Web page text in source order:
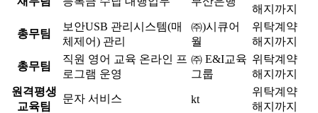
해지까지
총무팀
보안USB 관리시스템(매
체제어) 관리
㈜)시큐어
월
위탁계약
해지까지
총무팀
직원 영어 교육 온라인 프
로그램 운영
㈜ E&I교육
그룹
위탁계약
해지까지
원격평생
교육팀
문자 서비스 kt
위탁계약
해지까지